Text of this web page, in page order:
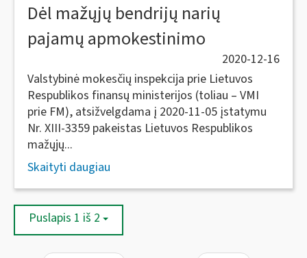
Dėl mažųjų bendrijų narių
pajamų apmokestinimo
2020-12-16
Valstybinė mokesčių inspekcija prie Lietuvos
Respublikos finansų ministerijos (toliau – VMI
prie FM), atsižvelgdama į 2020-11-05 įstatymu
Nr. XIII-3359 pakeistas Lietuvos Respublikos
mažųjų...
Skaityti daugiau
Puslapis 1 iš 2